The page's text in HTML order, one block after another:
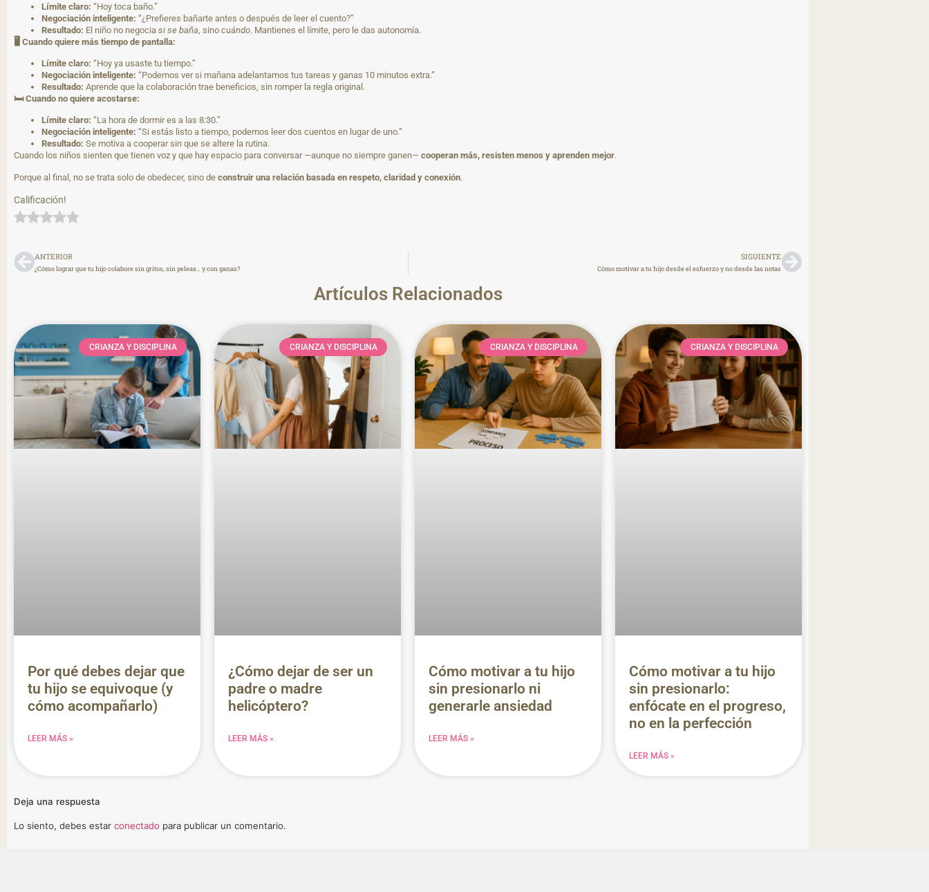
Límite claro: “Hoy toca baño.”
Negociación inteligente: “¿Prefieres bañarte antes o después de leer el cuento?”
Resultado: El niño no negocia si se baña , sino cuándo. Mantienes el límite, pero le das autonomía.
🖥 Cuando quiere más tiempo de pantalla:
Límite claro: “Hoy ya usaste tu tiempo.”
Negociación inteligente: “Podemos ver si mañana adelantamos tus tareas y ganas 10 minutos extra.”
Resultado: Aprende que la colaboración trae beneficios, sin romper la regla original.
🛏Cuando no quiere acostarse:
Límite claro: “La hora de dormir es a las 8:30.”
Negociación inteligente: “Si estás listo a tiempo, podemos leer dos cuentos en lugar de uno.”
Resultado: Se motiva a cooperar sin que se altere la rutina.
Cuando los niños sienten que tienen voz y que hay espacio para conversar —aunque no siempre ganen— cooperan más, resisten menos y aprenden mejor.
Porque al final, no se trata solo de obedecer, sino de construir una relación basada en respeto, claridad y conexión.
Calificación!
ANTERIOR
¿Cómo lograr que tu hijo colabore sin gritos, sin peleas… y con ganas?
SIGUIENTE
Cómo motivar a tu hijo desde el esfuerzo y no desde las notas
Artículos Relacionados
CRIANZA Y DISCIPLINA
Por qué debes dejar que
tu hijo se equivoque (y
cómo acompañarlo)
LEER MÁS »
CRIANZA Y DISCIPLINA
¿Cómo dejar de ser un
padre o madre
helicóptero?
LEER MÁS »
CRIANZA Y DISCIPLINA
Cómo motivar a tu hijo
sin presionarlo ni
generarle ansiedad
LEER MÁS »
CRIANZA Y DISCIPLINA
Cómo motivar a tu hijo
sin presionarlo:
enfócate en el progreso,
no en la perfección
LEER MÁS »
Deja una respuesta
Lo siento, debes estar conectado para publicar un comentario.